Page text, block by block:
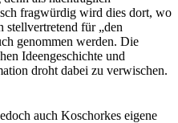
fragwürdig wird dies dort, wo
stellvertretend für „den
genommen werden. Die
Ideengeschichte und
droht dabei zu verwischen.
auch Koschorkes eigene